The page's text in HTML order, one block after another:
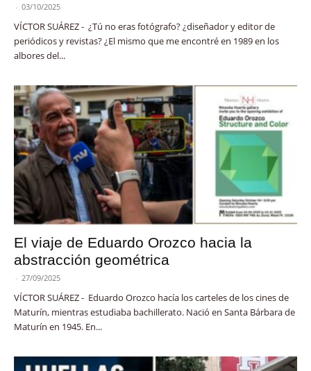
- 03/10/2025
VÍCTOR SUÁREZ - ¿Tú no eras fotógrafo? ¿diseñador y editor de
periódicos y revistas? ¿El mismo que me encontré en 1989 en los
albores del...
El viaje de Eduardo Orozco hacia la
abstracción geométrica
- 27/09/2025
VÍCTOR SUÁREZ - Eduardo Orozco hacía los carteles de los cines de
Maturín, mientras estudiaba bachillerato. Nació en Santa Bárbara de
Maturín en 1945. En...